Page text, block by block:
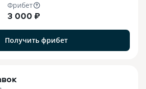
Фрибет
3 000 ₽
Получить фрибет